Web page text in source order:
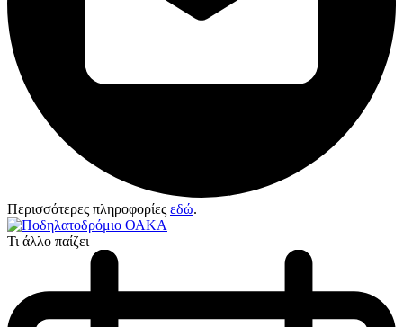
Περισσότερες πληροφορίες εδώ.
Τι άλλο παίζει